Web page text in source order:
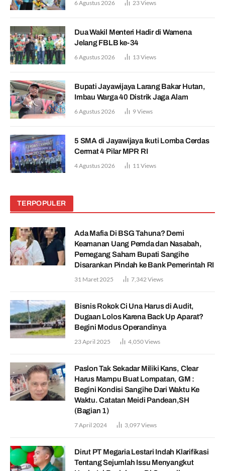
6 Agustus 2026 23Views
Dua Wakil Menteri Hadir di Wamena
Jelang FBLB ke-34
6 Agustus 2026 13Views
Bupati Jayawijaya Larang Bakar Hutan,
Imbau Warga 40 Distrik Jaga Alam
6 Agustus 2026 9Views
5 SMA di Jayawijaya Ikuti Lomba Cerdas
Cermat 4 Pilar MPR RI
4 Agustus 2026 11 Views
TERPOPULER
Ada Mafia Di BSG Tahuna? Demi
Keamanan Uang Pemda dan Nasabah,
Pemegang Saham Bupati Sangihe
Disarankan Pindah ke Bank Pemerintah RI
31 Maret 2025 7,342 Views
Bisnis Rokok Ci Una Harus di Audit,
Dugaan Lolos Karena Back Up Aparat?
Begini Modus Operandinya
23 April 2025 4,050Views
Paslon Tak Sekadar Miliki Kans, Clear
Harus Mampu Buat Lompatan, GM :
Begini Kondisi Sangihe Dari Waktu Ke
Waktu. Catatan Meidi Pandean,SH
(Bagian 1)
7 April 2024 3,097Views
Dirut PT Megaria Lestari Indah Klarifikasi
Tentang Sejumlah Issu Menyangkut